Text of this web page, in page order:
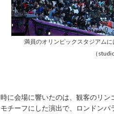
満員のオリンピックスタジアム
（
に会場に響いたのは、観客のリ
チーフにした演出で、ロンドン